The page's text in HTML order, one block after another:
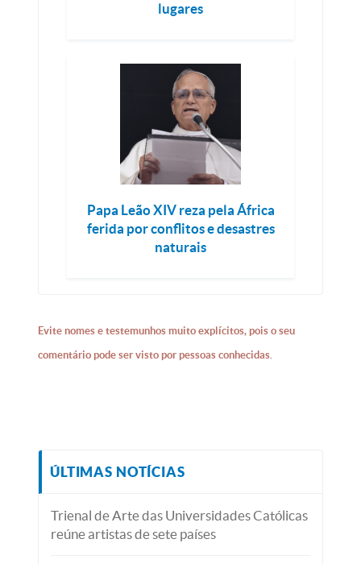
lugares
Papa Leão XIV reza pela África
ferida por conflitos e desastres
naturais
Evite nomes e testemunhos muito explícitos, pois o seu
comentário pode ser visto por pessoas conhecidas.
ÚLTIMAS NOTÍCIAS
Trienal de Arte das Universidades Católicas
reúne artistas de sete países